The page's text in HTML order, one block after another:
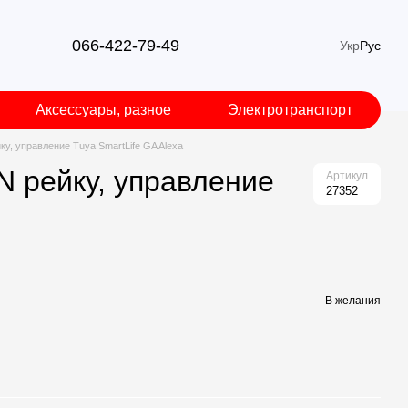
066-422-79-49 УкрРус
Аксессуары, разное Электротранспорт
управление Tuya SmartLife GA Alexa
рейку, управление
Артикул
27352
В желания